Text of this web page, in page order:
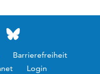
Barrierefreiheit
Login